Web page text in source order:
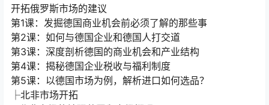
第1课：发掘德国商业机会前必须了解的那些事
第2课：如何与德国企业和德国人打交道
第3课：深度剖析德国的商业机会和产业结构
第4课：揭秘德国企业税收与福利制度
第5课：以德国市场为例，解析进口如何选品？
├北非市场开拓
1-北非市场的地理范围和市场概况